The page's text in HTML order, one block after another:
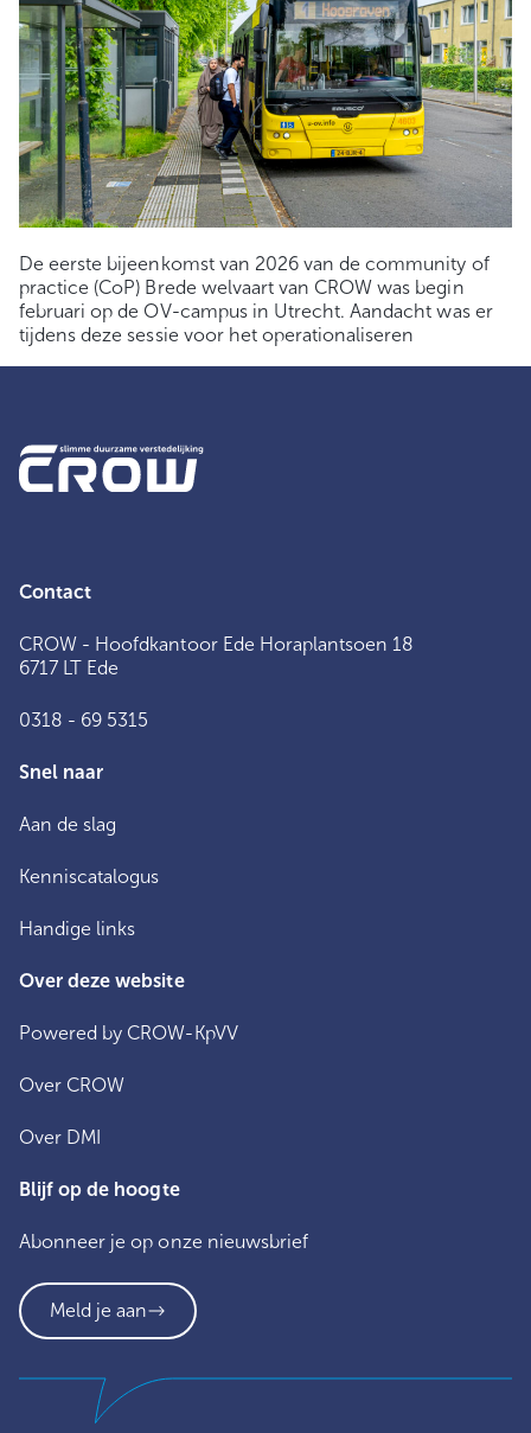
De eerste bijeenkomst van 2026 van de community of
practice (CoP) Brede welvaart van CROW was begin
februari op de OV-campus in Utrecht. Aandacht was er
tijdens deze sessie voor het operationaliseren
Contact
CROW - Hoofdkantoor Ede Horaplantsoen 18
6717 LT Ede
0318 - 69 5315
Snel naar
Aan de slag
Kenniscatalogus
Handige links
Over deze website
Powered by CROW-KpVV
Over CROW
Over DMI
Blijf op de hoogte
Abonneer je op onze nieuwsbrief
Meld je aan